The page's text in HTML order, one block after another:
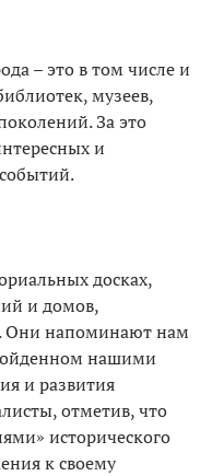
– это в том числе и
музеев,
За это
и
досках,
и домов,
Они напоминают нам
нашими
и развития
отметив, что
исторического
к своему